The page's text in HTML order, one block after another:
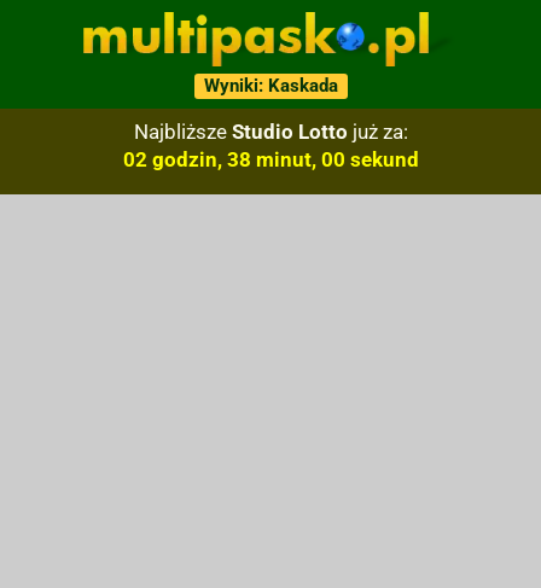
Wyniki: Kaskada
Najbliższe Studio Lotto już za:
02 godzin, 38 minut, 00 sekund